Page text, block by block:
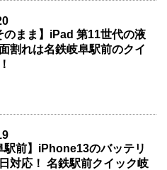
のまま】iPad 第11世代の液
割れは名鉄岐阜駅前のクイ
駅前】iPhone13のバッテリ
対応！ 名鉄駅前クイック岐